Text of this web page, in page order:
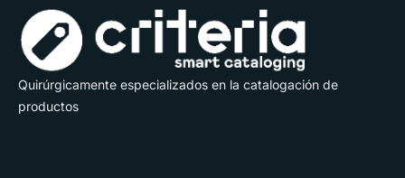
Quirúrgicamente especializados en la catalogación de
productos